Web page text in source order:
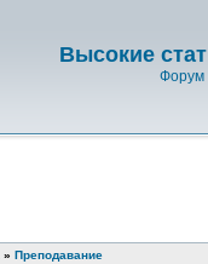
Высокие
Форум
» Преподавание